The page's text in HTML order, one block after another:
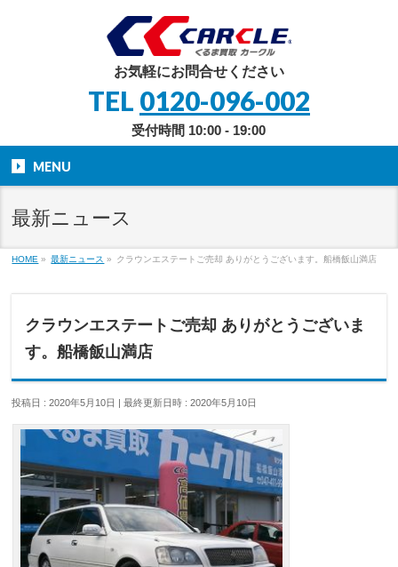
お気軽にお問合せください
TEL 0120-096-002
受付時間 10:00 - 19:00
MENU
最新ニュース
HOME » 最新ニュース » クラウンエステートご売却 ありがとうございます。船橋飯山満店
クラウンエステートご売却 ありがとうございま
す。船橋飯山満店
投稿日 : 2020年5月10日 最終更新日時 : 2020年5月10日